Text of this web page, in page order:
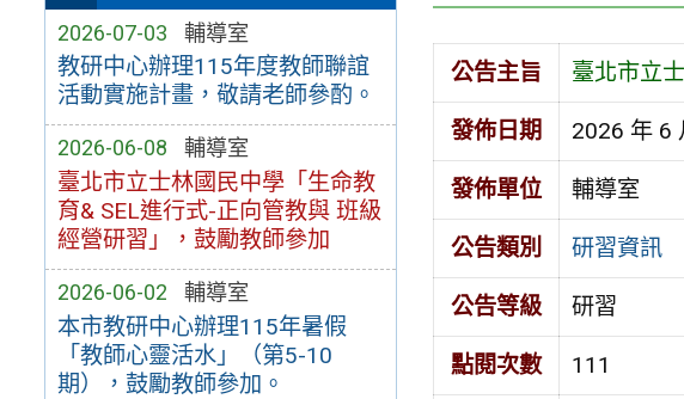
2026-07-03 輔導室
教研中心辦理115年度教師聯誼
活動實施計畫，敬請老師參酌。
2026-06-08 輔導室
臺北市立士林國民中學「生命教
育& SEL進行式-正向管教與 班級
經營研習」，鼓勵教師參加
2026-06-02 輔導室
本市教研中心辦理115年暑假
「教師心靈活水」（第5-10
期），鼓勵教師參加。
公告主旨 臺北市立
發佈日期 2026 年 6
發佈單位 輔導室
公告類別 研習資訊
公告等級 研習
點閱次數 111